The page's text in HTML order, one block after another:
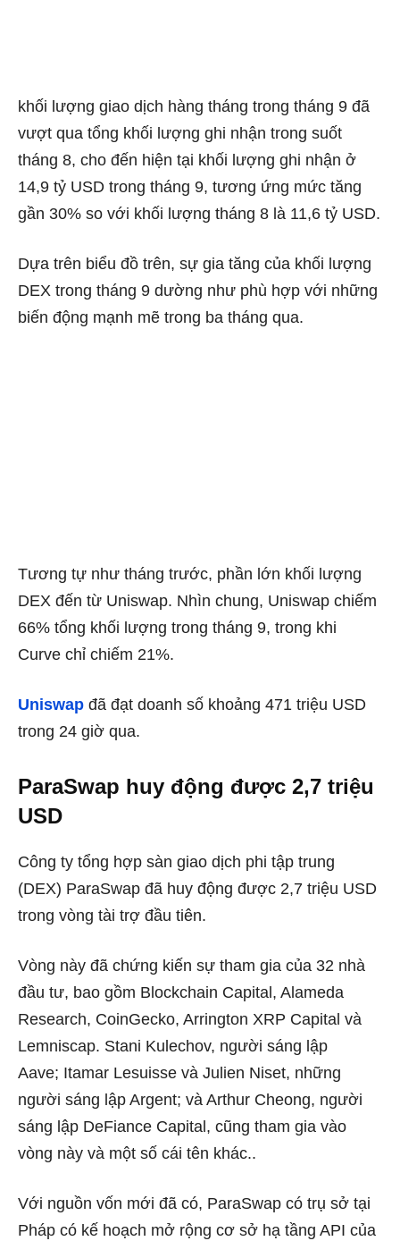
khối lượng giao dịch hàng tháng trong tháng 9 đã
vượt qua tổng khối lượng ghi nhận trong suốt
tháng 8, cho đến hiện tại khối lượng ghi nhận ở
14,9 tỷ USD trong tháng 9, tương ứng mức tăng
gần 30% so với khối lượng tháng 8 là 11,6 tỷ USD.
Dựa trên biểu đồ trên, sự gia tăng của khối lượng
DEX trong tháng 9 dường như phù hợp với những
biến động mạnh mẽ trong ba tháng qua.
Tương tự như tháng trước, phần lớn khối lượng
DEX đến từ Uniswap. Nhìn chung, Uniswap chiếm
66% tổng khối lượng trong tháng 9, trong khi
Curve chỉ chiếm 21%.
Uniswap đã đạt doanh số khoảng 471 triệu USD
trong 24 giờ qua.
ParaSwap huy động được 2,7 triệu
USD
Công ty tổng hợp sàn giao dịch phi tập trung
(DEX) ParaSwap đã huy động được 2,7 triệu USD
trong vòng tài trợ đầu tiên.
Vòng này đã chứng kiến ​​sự tham gia của 32 nhà
đầu tư, bao gồm Blockchain Capital, Alameda
Research, CoinGecko, Arrington XRP Capital và
Lemniscap. Stani Kulechov, người sáng lập
Aave; Itamar Lesuisse và Julien Niset, những
người sáng lập Argent; và Arthur Cheong, người
sáng lập DeFiance Capital, cũng tham gia vào
vòng này và một số cái tên khác..
Với nguồn vốn mới đã có, ParaSwap có trụ sở tại
Pháp có kế hoạch mở rộng cơ sở hạ tầng API của